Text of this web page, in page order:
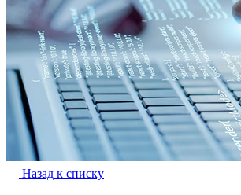
Назад к списку